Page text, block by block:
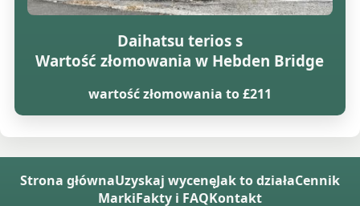
Daihatsu terios s
Wartość złomowania w Hebden Bridge
wartość złomowania to £211
Strona głównaUzyskaj wycenęJak to działaCennik
MarkiFakty i FAQKontakt